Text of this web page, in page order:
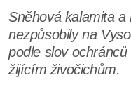
Sněhová kalamita
nezpůsobily na
podle slov
žijícím živočichům.